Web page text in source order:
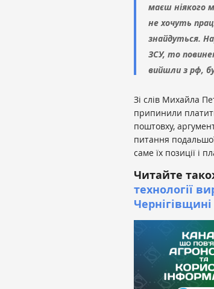
маєш ніякого
не хочуть
знайдуться.
ЗСУ, то
вийшли з рф,
Зі слів Михайла
припинили
поштовху,
питання
саме їх позиції і
Читайте
технології